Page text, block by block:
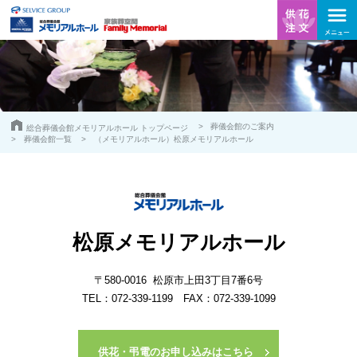
総合葬儀会館メモリアルホール トップページ
葬儀会館のご案内
葬儀会館一覧
（メモリアルホール）松原メモリアルホール
松原メモリアルホール
〒580-0016 松原市上田3丁目7番6号
TEL： 072-339-1199FAX：072-339-1099
供花・弔電のお申し込みはこちら